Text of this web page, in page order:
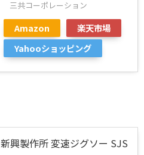
三共コーポレーション
Amazon
楽天市場
Yahooショッピング
新興製作所 変速ジグソー SJS